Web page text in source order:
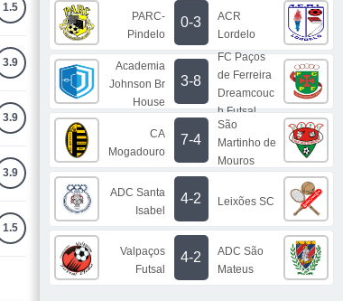
1.5
3.9
3.9
3.9
1.5
PARC-
Pindelo
0-3
ACR
Lordelo
Academia
Johnson Br
House
3-8
FC Paços
de Ferreira
Dreamcouc
h Futsal
CA
Mogadouro
7-4
São
Martinho de
Mouros
ADC Santa
Isabel
4-2 Leixões SC
Valpaços
Futsal
4-2
ADC São
Mateus